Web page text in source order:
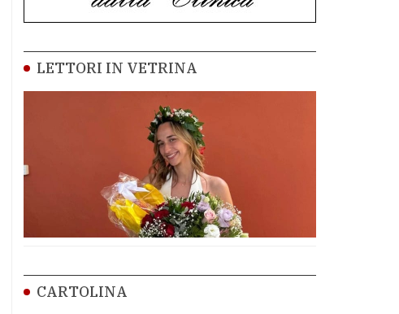
LETTORI IN VETRINA
CARTOLINA